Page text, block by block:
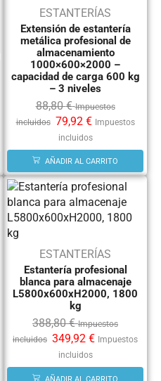
ESTANTERÍAS
Extensión de estantería
metálica profesional de
almacenamiento
1000×600×2000 –
capacidad de carga 600 kg
– 3 niveles
88,80€ Impuestos
incluidos 79,92 € Impuestos
incluidos
AÑADIR AL CARRITO
ESTANTERÍAS
Estantería profesional
blanca para almacenaje
L5800x600xH2000, 1800
kg
388,80€ Impuestos
incluidos 349,92 € Impuestos
incluidos